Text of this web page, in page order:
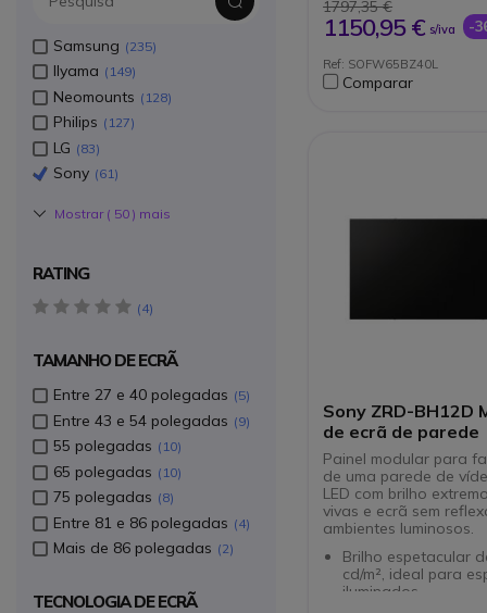
Glare para
reflexos
Android TV
suporte para Google
32 GB de
1797,35 €
1150,95 € s/iva -
Ref: SOFW65BZ40L
Comparar
Sony ZRD-BH12D
de ecrã de parede
Painel modular para
de uma parede de
LED com brilho
vivas e ecrã sem
ambientes luminosos.
Brilho espetacular
cd/m², ideal para
iluminados
Samsung 235
IIyama 149
Neomounts 128
Philips 127
LG 83
Sony 61
Mostrar ( 50 ) mais
RATING
5 star(s)
4
TAMANHO DE ECRÃ
Entre 27 e 40 polegadas 5
Entre 43 e 54 polegadas 9
55 polegadas 10
65 polegadas 10
75 polegadas 8
Entre 81 e 86 polegadas 4
Mais de 86 polegadas 2
TECNOLOGIA DE ECRÃ